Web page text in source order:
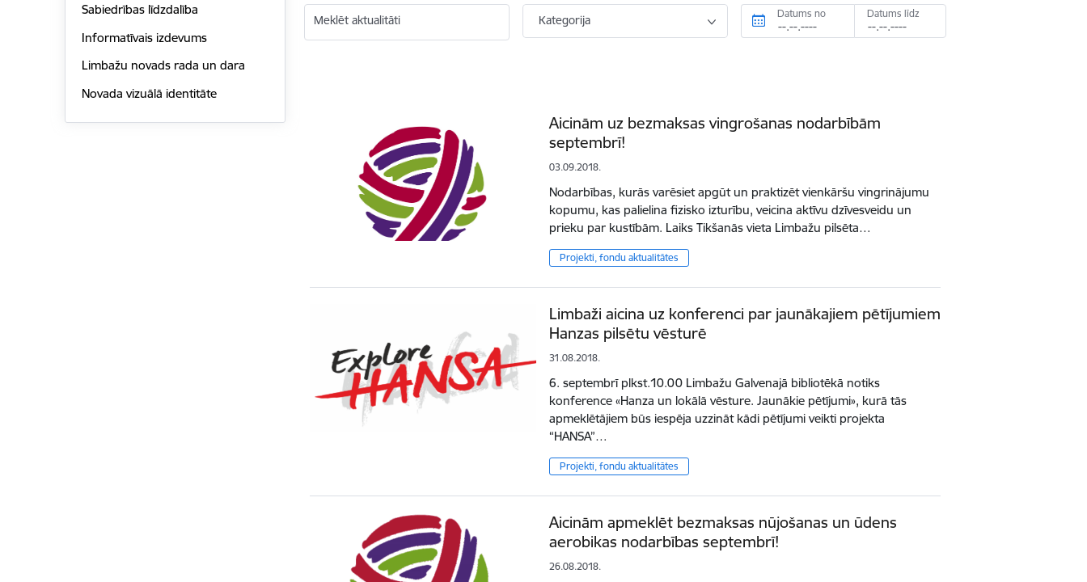
Sabiedrības līdzdalība
Informatīvais izdevums
Limbažu novads rada un dara
Novada vizuālā identitāte
Meklēt aktualitāti Kategorija Datums no Datums līdz
Aicinām uz bezmaksas vingrošanas nodarbībām
septembrī!
03.09.2018.
Nodarbības, kurās varēsiet apgūt un praktizēt vienkāršu vingrinājumu
kopumu, kas palielina fizisko izturību, veicina aktīvu dzīvesveidu un
prieku par kustībām. Laiks Tikšanās vieta Limbažu pilsēta…
Projekti, fondu aktualitātes
Limbaži aicina uz konferenci par jaunākajiem pētījumiem
Hanzas pilsētu vēsturē
31.08.2018.
6. septembrī plkst.10.00 Limbažu Galvenajā bibliotēkā notiks
konference «Hanza un lokālā vēsture. Jaunākie pētījumi», kurā tās
apmeklētājiem būs iespēja uzzināt kādi pētījumi veikti projekta
“HANSA”…
Projekti, fondu aktualitātes
Aicinām apmeklēt bezmaksas nūjošanas un ūdens
aerobikas nodarbības septembrī!
26.08.2018.